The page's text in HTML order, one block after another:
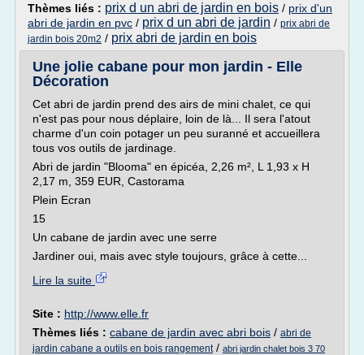
Thèmes liés : prix d un abri de jardin en bois / prix d'un
abri de jardin en pvc / prix d un abri de jardin / prix abri de
jardin bois 20m2 / prix abri de jardin en bois
Une jolie cabane pour mon jardin - Elle
Décoration
Cet abri de jardin prend des airs de mini chalet, ce qui
n'est pas pour nous déplaire, loin de là... Il sera l'atout
charme d'un coin potager un peu suranné et accueillera
tous vos outils de jardinage.
Abri de jardin "Blooma" en épicéa, 2,26 m², L 1,93 x H
2,17 m, 359 EUR, Castorama
Plein Ecran
15
Un cabane de jardin avec une serre
Jardiner oui, mais avec style toujours, grâce à cette...
Lire la suite
Site : http://www.elle.fr
Thèmes liés : cabane de jardin avec abri bois / abri de
jardin cabane a outils en bois rangement/ abri jardin chalet bois 3 70